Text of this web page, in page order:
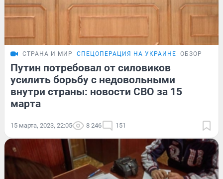
СТРАНА И МИР СПЕЦОПЕРАЦИЯ НА УКРАИНЕ ОБЗОР
Путин потребовал от силовиков
усилить борьбу с недовольными
внутри страны: новости СВО за 15
марта
15 марта, 2023, 22:05 8 246 151